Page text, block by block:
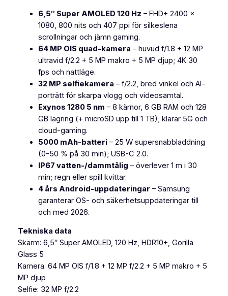
r
t
i
l
1
9
9
0
,
0
0
6,5″ Super AMOLED 120 Hz – FHD+ 2400 ×
1080, 800 nits och 407 ppi för silkeslena
scrollningar och jämn gaming.
64 MP OIS quad-kamera – huvud f/1.8 + 12 MP
ultravid f/2.2 + 5 MP makro + 5 MP djup; 4K 30
fps och nattläge.
32 MP selfiekamera – f/2.2, bred vinkel och AI-
porträtt för skarpa vlogg och videosamtal.
Exynos 1280 5 nm – 8 kärnor, 6 GB RAM och 128
GB lagring (+ microSD upp till 1 TB); klarar 5G och
cloud-gaming.
5000 mAh-batteri– 25 W supersnabbladdning
(0-50 % på 30 min); USB-C 2.0.
IP67 vatten-/dammtålig – överlever 1 m i 30
min; regn eller spill kvittar.
4 års Android-uppdateringar – Samsung
garanterar OS- och säkerhetsuppdateringar till
och med 2026.
Tekniska data
Skärm: 6,5″ Super AMOLED, 120 Hz, HDR10+, Gorilla
Glass 5
Kamera: 64 MP OIS f/1.8 + 12 MP f/2.2 + 5 MP makro + 5
MP djup
Selfie: 32 MP f/2.2